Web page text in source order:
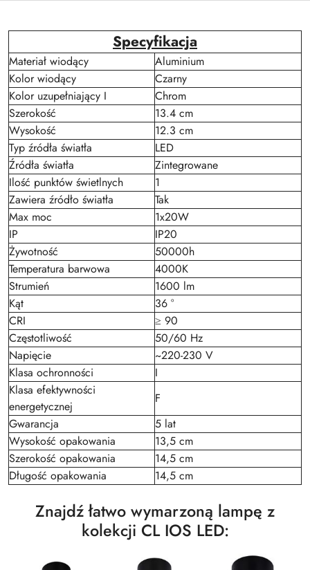
Specyfikacja
Materiał wiodący
Aluminium
Kolor wiodący
Czarny
Kolor uzupełniający I
Chrom
Szerokość
13.4 cm
Wysokość
12.3 cm
Typ źródła światła
LED
Źródła światła
Zintegrowane
Ilość punktów świetlnych
1
Zawiera źródło światła
Tak
Max moc
1x20W
IP
IP20
Żywotność
50000h
Temperatura barwowa
4000K
Strumień
1600 lm
Kąt
36 °
CRI
≥ 90
Częstotliwość
50/60 Hz
Napięcie
~220-230 V
Klasa ochronności
I
Klasa efektywności
energetycznej
F
Gwarancja
5 lat
Wysokość opakowania
13,5 cm
Szerokość opakowania
14,5 cm
Długość opakowania
14,5 cm
Znajdź łatwo wymarzoną lampę z
kolekcji CL IOS LED: